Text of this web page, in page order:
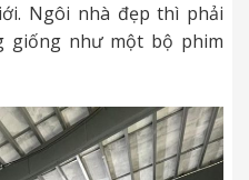
Ngôi nhà đẹp thì phải
giống như một bộ phim